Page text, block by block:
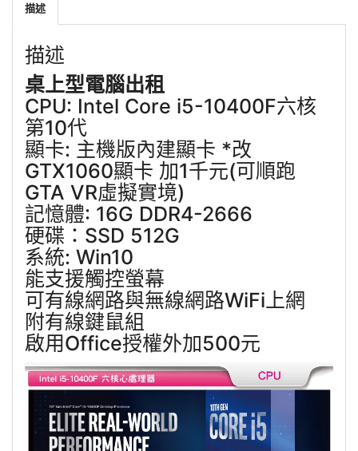
描述
描述
桌上型電腦出租
CPU: Intel Core i5-10400F六核
第10代
顯卡: 主機版內建顯卡 *改
GTX1060顯卡 加1千元(可順跑
GTA VR虛擬實境)
記憶體: 16G DDR4-2666
硬碟：SSD 512G
系統: Win10
能支援觸控螢幕
可有線網路與無線網路WiFi上網
附有線鍵鼠組
啟用Office授權外加500元